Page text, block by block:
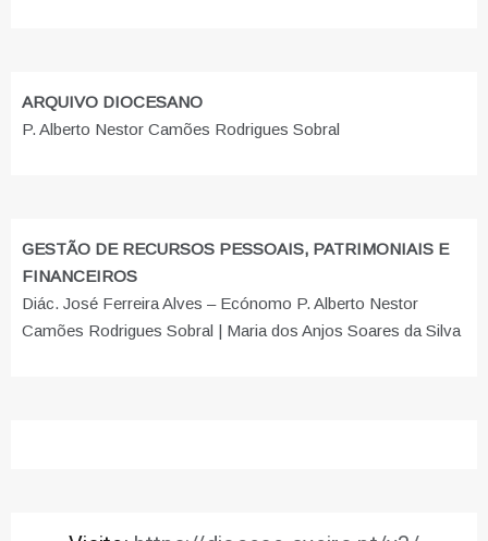
ARQUIVO DIOCESANO
P. Alberto Nestor Camões Rodrigues Sobral
GESTÃO DE RECURSOS PESSOAIS, PATRIMONIAIS E
FINANCEIROS
Diác. José Ferreira Alves – Ecónomo P. Alberto Nestor
Camões Rodrigues Sobral | Maria dos Anjos Soares da Silva